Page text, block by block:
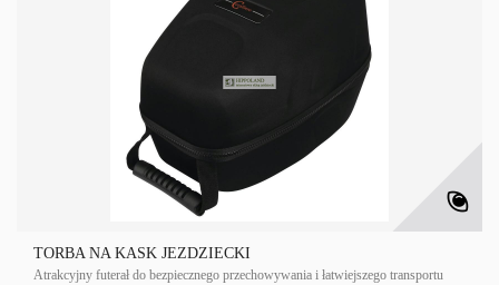
TORBA NA KASK JEŹDZIECKI
Atrakcyjny futerał do bezpiecznego przechowywania i łatwiejszego transportu